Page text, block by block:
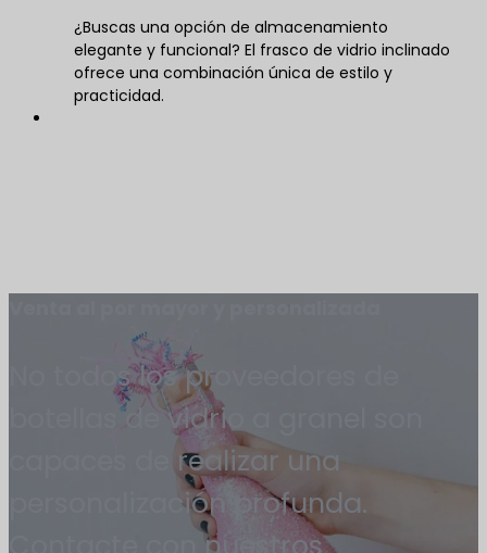
¿Buscas una opción de almacenamiento
elegante y funcional? El frasco de vidrio inclinado
ofrece una combinación única de estilo y
practicidad.
No todos los proveedores de
botellas de vidrio a granel son
capaces de realizar una
personalización profunda.